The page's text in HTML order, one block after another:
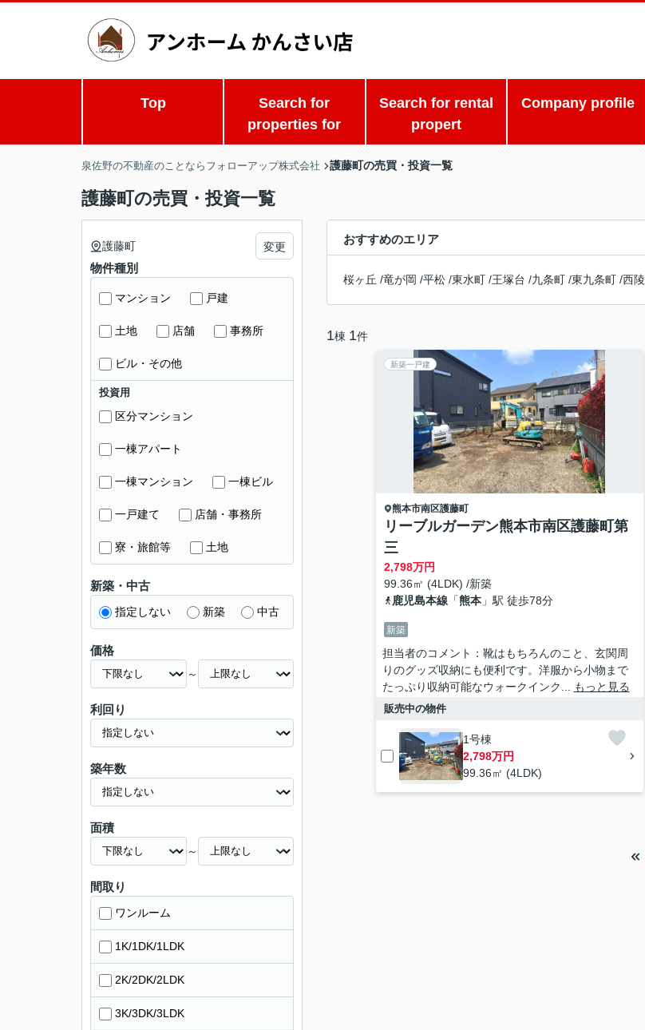
Top
Search for
properties for
Search for rental
propert
Company profile
泉佐野の不動産のことならフォローアップ株式会社 護藤町の売買・投資一覧
護藤町の売買・投資一覧
おすすめのエリア
桜ヶ丘 /竜が岡 /平松 /東水町 /王塚台 /九条町 /東九条町 /西陵
1棟 1件
新築一戸建
熊本市南区護藤町
リーブルガーデン熊本市南区護藤町第
三
2,798万円
99.36㎡ (4LDK) /新築
鹿児島本線「熊本」駅 徒歩78分
新築
担当者のコメント：靴はもちろんのこと、玄関周
りのグッズ収納にも便利です。洋服から小物まで
たっぷり収納可能なウォークインク...
もっと見る
販売中の物件
1号棟
2,798万円
99.36㎡ (4LDK)
護藤町 変更
物件種別
マンション 戸建
土地 店舗 事務所
ビル・その他
投資用
区分マンション
一棟アパート
一棟マンション 一棟ビル
一戸建て 店舗・事務所
寮・旅館等 土地
新築・中古
指定しない 新築 中古
価格
～
利回り
築年数
面積
～
間取り
ワンルーム
1K/1DK/1LDK
2K/2DK/2LDK
3K/3DK/3LDK